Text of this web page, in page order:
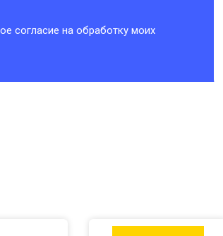
согласие на обработку моих